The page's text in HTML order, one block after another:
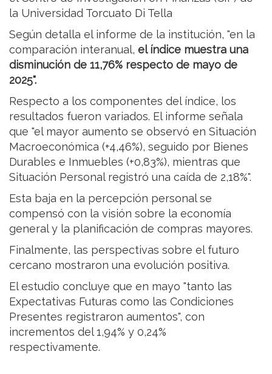
la Universidad Torcuato Di Tella
Según detalla el informe de la institución, "en la
comparación interanual, el índice muestra una
disminución de 11,76% respecto de mayo de
2025".
Respecto a los componentes del índice, los
resultados fueron variados. El informe señala
que "el mayor aumento se observó en Situación
Macroeconómica (+4,46%), seguido por Bienes
Durables e Inmuebles (+0,83%), mientras que
Situación Personal registró una caída de 2,18%".
Esta baja en la percepción personal se
compensó con la visión sobre la economía
general y la planificación de compras mayores.
Finalmente, las perspectivas sobre el futuro
cercano mostraron una evolución positiva.
El estudio concluye que en mayo "tanto las
Expectativas Futuras como las Condiciones
Presentes registraron aumentos", con
incrementos del 1,94% y 0,24%
respectivamente.